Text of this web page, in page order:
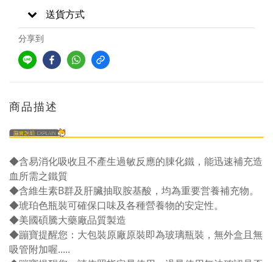
送貨方式
分享到
商品描述
◆含易消化吸收且不產生過敏反應的腖化鐵，能迅速補充造
血所需之鐵質
◆含維生素B群及肝臟抽取胺基酸，均為重要営養補充物。
◆琥珀色瓶裝可確保口味及各種營養物的安定性。
◆美國碩騰大藥廠品質製造
◆蹦寶提醒您：大包裝原廠原裝即為玻璃瓶裝，無外盒且無
吸管附加喔.....